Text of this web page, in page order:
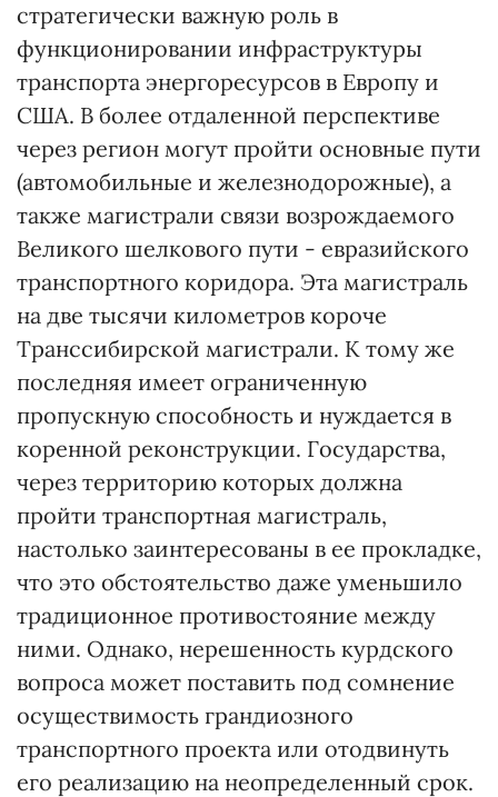
стратегически важную роль в
функционировании инфраструктуры
транспорта энергоресурсов в Европу и
США. В более отдаленной перспективе
через регион могут пройти основные пути
(автомобильные и железнодорожные), а
также магистрали связи возрождаемого
Великого шелкового пути - евразийского
транспортного коридора. Эта магистраль
на две тысячи километров короче
Транссибирской магистрали. К тому же
последняя имеет ограниченную
пропускную способность и нуждается в
коренной реконструкции. Государства,
через территорию которых должна
пройти транспортная магистраль,
настолько заинтересованы в ее прокладке,
что это обстоятельство даже уменьшило
традиционное противостояние между
ними. Однако, нерешенность курдского
вопроса может поставить под сомнение
осуществимость грандиозного
транспортного проекта или отодвинуть
его реализацию на неопределенный срок.